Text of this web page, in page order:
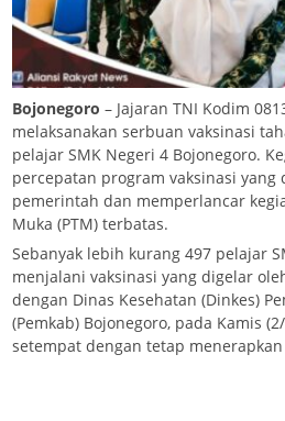
Bojonegoro – Jajaran TNI Kodim
melaksanakan serbuan vaksinasi
pelajar SMK Negeri 4 Bojonegoro.
percepatan program vaksinasi yang
pemerintah dan memperlancar
Muka (PTM) terbatas.
Sebanyak lebih kurang 497 pelajar
menjalani vaksinasi yang digelar
dengan Dinas Kesehatan (Dinkes)
(Pemkab) Bojonegoro, pada Kamis
setempat dengan tetap